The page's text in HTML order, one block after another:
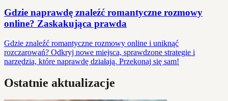
Gdzie naprawdę znaleźć romantyczne rozmowy
online? Zaskakująca prawda
Gdzie znaleźć romantyczne rozmowy online i uniknąć
rozczarowań? Odkryj nowe miejsca, sprawdzone strategie i
narzędzia, które naprawdę działają. Przekonaj się sam!
Ostatnie aktualizacje